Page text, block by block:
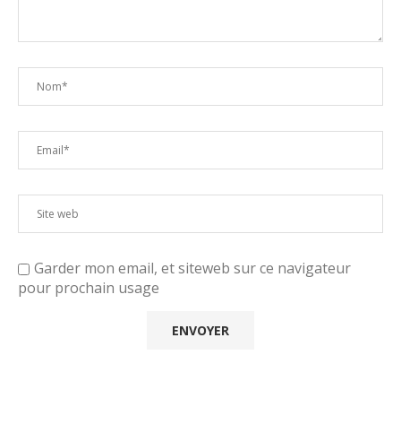
Garder mon email, et siteweb sur ce navigateur
pour prochain usage